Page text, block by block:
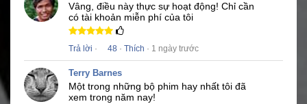
Vâng, điều này thực sự hoạt động! Chỉ cần
có tài khoản miễn phí của tôi
Trả lời · 48 · Thích · 1 ngày trước
Terry Barnes
Một trong những bộ phim hay nhất tôi đã
xem trong năm nay!